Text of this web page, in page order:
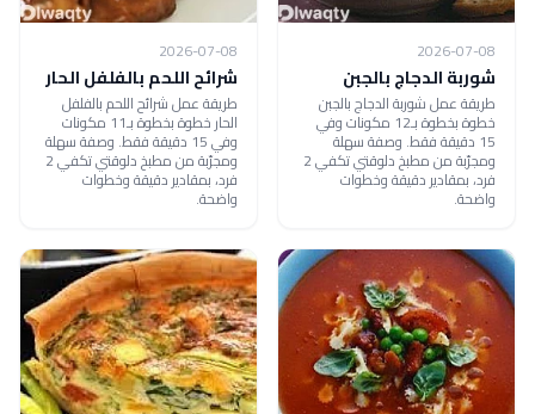
2026-07-08
شوربة الدجاج بالجبن
طريقة عمل شوربة الدجاج بالجبن
خطوة بخطوة بـ12 مكونات وفي
15 دقيقة فقط. وصفة سهلة
ومجرّبة من مطبخ دلوقتي تكفي 2
فرد، بمقادير دقيقة وخطوات
واضحة.
2026-07-08
شرائح اللحم بالفلفل الحار
طريقة عمل شرائح اللحم بالفلفل
الحار خطوة بخطوة بـ11 مكونات
وفي 15 دقيقة فقط. وصفة سهلة
ومجرّبة من مطبخ دلوقتي تكفي 2
فرد، بمقادير دقيقة وخطوات
واضحة.